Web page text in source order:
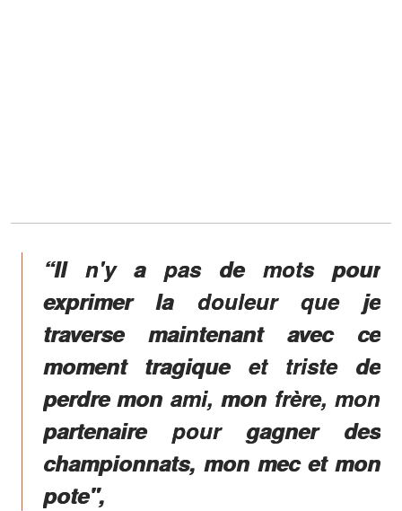
“Il n'y a pas de mots pour
exprimer la douleur que je
traverse maintenant avec ce
moment tragique et triste de
perdre mon ami, mon frère, mon
partenaire pour gagner des
championnats, mon mec et mon
pote",